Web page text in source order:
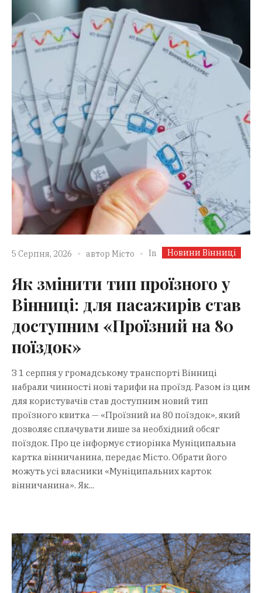
5 Серпня, 2026 автор Місто In Новини Вінниці
Як змінити тип проїзного у
Вінниці: для пасажирів став
доступним «Проїзний на 80
поїздок»
З 1 серпня у громадському транспорті Вінниці
набрали чинності нові тарифи на проїзд. Разом із цим
для користувачів став доступним новий тип
проїзного квитка — «Проїзний на 80 поїздок», який
дозволяє сплачувати лише за необхідний обсяг
поїздок. Про це інформує стиорінка Муніципальна
картка вінничанина, передає Місто. Обрати його
можуть усі власники «Муніципальних карток
вінничанина». Як...